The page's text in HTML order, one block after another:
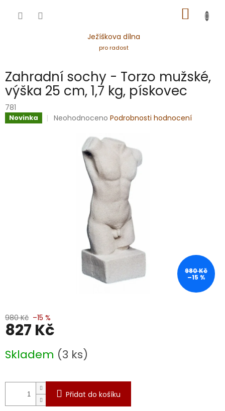
Ježíškova dílna
pro radost
KOŠÍK
Zahradní sochy - Torzo mužské,
výška 25 cm, 1,7 kg, pískovec
781
Novinka
Průměrné
Neohodnoceno Podrobnosti hodnocení
980 Kč
–15 %
980 Kč –15 %
827 Kč
cena:
Skladem (3 ks)
Přidat do košíku